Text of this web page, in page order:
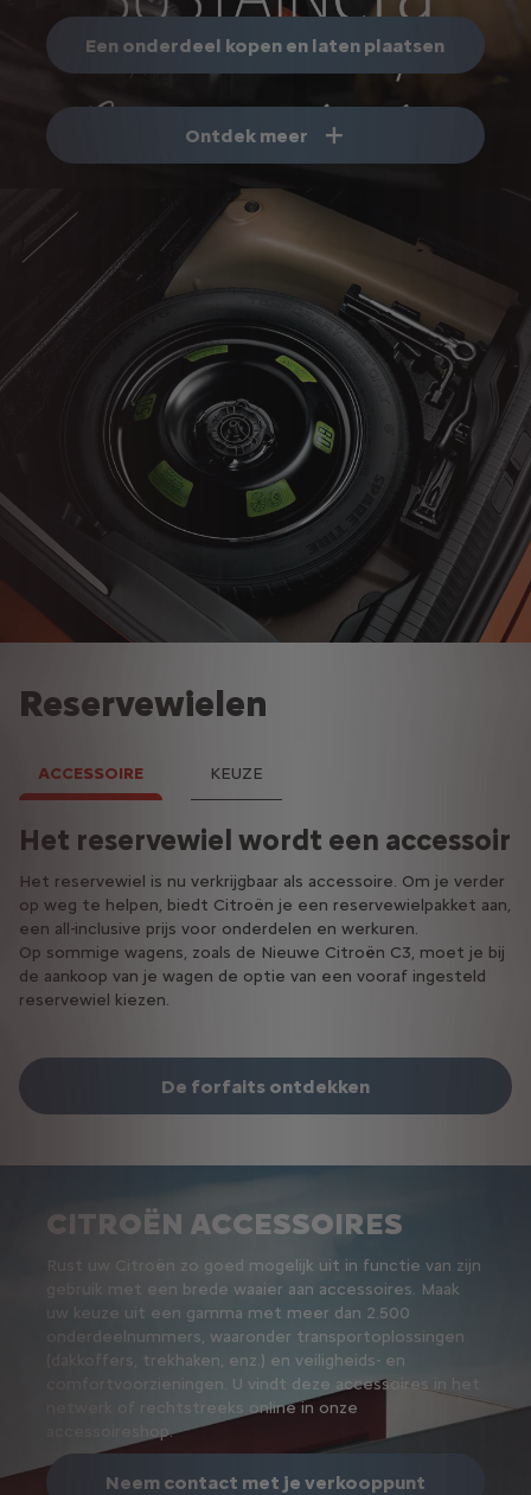
Een onderdeel kopen en laten plaatsen
Ontdek meer
Reservewielen
Het reservewiel wordt een accessoire
Het reservewiel is nu verkrijgbaar als accessoire. Om je verder
op weg te helpen, biedt Citroën je een reservewielpakket aan,
een all-inclusive prijs voor onderdelen en werkuren.
Op sommige wagens, zoals de Nieuwe Citroën C3, moet je bij
de aankoop van je wagen de optie van een vooraf ingesteld
reservewiel kiezen.
De forfaits ontdekken
Welke wielen kiezen na een lekke
De bandentechnologie innoveert voortdurend en biedt
oplossingen om een einde te maken aan het ongemak van
een lekke band. Tegenwoordig zijn er banden met RUNFLAT-
en SEALANT-technologieën die veiligheid en gemak brengen
voor bestuurders. Vraag je plaatselijke verdeler om meer
informatie.
Contact opnemen met een werkplaats
ACCESSOIRE KEUZE
CITROËN ACCESSOIRES
Rust uw Citroën zo goed mogelijk uit in functie van zijn
gebruik met een brede waaier aan accessoires. Maak
uw keuze uit een gamma met meer dan 2.500
onderdeelnummers, waaronder transportoplossingen
(dakkoffers, trekhaken, enz.) en veiligheids- en
comfortvoorzieningen. U vindt deze accessoires in het
netwerk of rechtstreeks online in onze
accessoireshop.
Neem contact met je verkooppunt